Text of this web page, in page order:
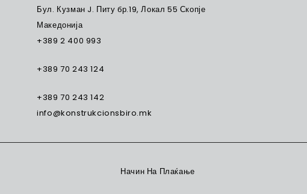
Бул. Кузман J. Питу бр.19, Локал 55 Скопје
Македонија
+389 2 400 993
+389 70 243 124
+389 70 243 142
info@konstrukcionsbiro.mk
Начин На Плаќање